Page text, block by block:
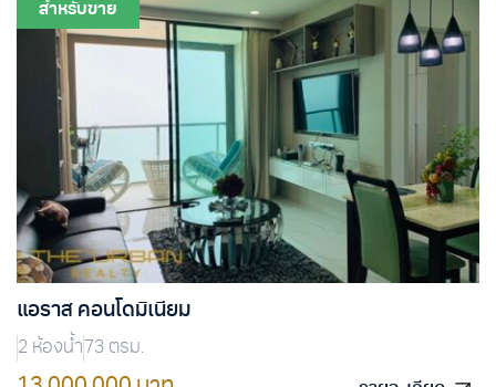
สำหรับขาย
แอราส คอนโดมิเนียม
2 ห้องน้ำ 73 ตรม.